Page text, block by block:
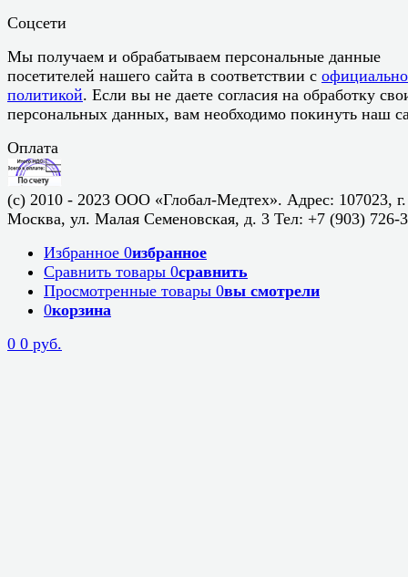
Соцсети
Мы получаем и обрабатываем персональные данные
посетителей нашего сайта в соответствии с
политикой. Если вы не даете согласия на обработку
персональных данных, вам необходимо покинуть наш
Оплата
(c) 2010 - 2023 ООО «Глобал-Медтех». Адрес: 107023, г.
Москва, ул. Малая Семеновская, д. 3 Тел: +7 (903) 726-
Избранное 0избранное
Сравнить товары 0сравнить
Просмотренные товары 0вы смотрели
0корзина
0 0 руб.